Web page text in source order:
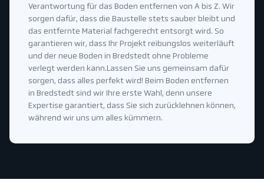
Verantwortung für das Boden entfernen von A bis Z. Wir
sorgen dafür, dass die Baustelle stets sauber bleibt und
das entfernte Material fachgerecht entsorgt wird. So
garantieren wir, dass Ihr Projekt reibungslos weiterläuft
und der neue Boden in Bredstedt ohne Probleme
verlegt werden kann.Lassen Sie uns gemeinsam dafür
sorgen, dass alles perfekt wird! Beim Boden entfernen
in Bredstedt sind wir Ihre erste Wahl, denn unsere
Expertise garantiert, dass Sie sich zurücklehnen können,
während wir uns um alles kümmern.